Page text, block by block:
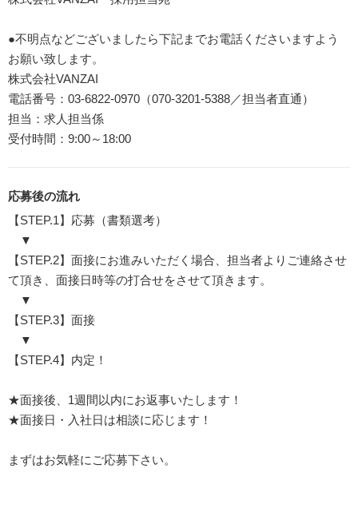
●不明点などございましたら下記までお電話くださいますよう
お願い致します。
株式会社VANZAI
電話番号：03-6822-0970（070-3201-5388／担当者直通）
担当：求人担当係
受付時間：9:00～18:00
応募後の流れ
【STEP.1】応募（書類選考）
▼
【STEP.2】面接にお進みいただく場合、担当者よりご連絡させ
て頂き、面接日時等の打合せをさせて頂きます。
▼
【STEP.3】面接
▼
【STEP.4】内定！
★面接後、1週間以内にお返事いたします！
★面接日・入社日は相談に応じます！
まずはお気軽にご応募下さい。